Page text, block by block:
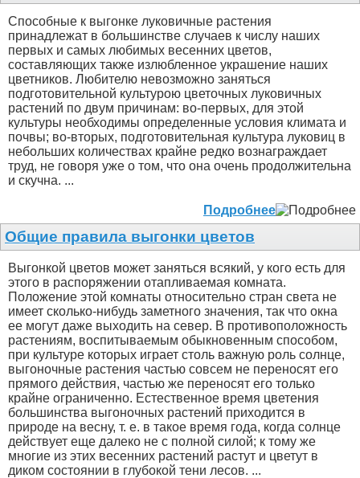
Способные к выгонке луковичные растения
принадлежат в большинстве случаев к числу наших
первых и самых любимых весенних цветов,
составляющих также излюбленное украшение наших
цветников. Любителю невозможно заняться
подготовительной культурою цветочных луковичных
растений по двум причинам: во-первых, для этой
культуры необходимы определенные условия климата и
почвы; во-вторых, подготовительная культура луковиц в
небольших количествах крайне редко вознаграждает
труд, не говоря уже о том, что она очень продолжительна
и скучна. ...
Подробнее
Общие правила выгонки цветов
Выгонкой цветов может заняться всякий, у кого есть для
этого в распоряжении отапливаемая комната.
Положение этой комнаты относительно стран света не
имеет сколько-нибудь заметного значения, так что окна
ее могут даже выходить на север. В противоположность
растениям, воспитываемым обыкновенным способом,
при культуре которых играет столь важную роль солнце,
выгоночные растения частью совсем не переносят его
прямого действия, частью же переносят его только
крайне ограниченно. Естественное время цветения
большинства выгоночных растений приходится в
природе на весну, т. е. в такое время года, когда солнце
действует еще далеко не с полной силой; к тому же
многие из этих весенних растений растут и цветут в
диком состоянии в глубокой тени лесов. ...